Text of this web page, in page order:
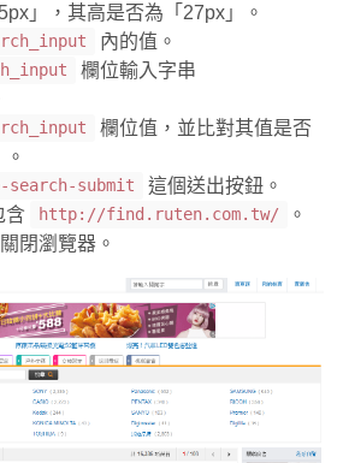
」，其高是否為「27px」。
內的值。
欄位輸入字串
欄位值，並比對其值是否
submit
這個送出按鈕。
含
http://find.ruten.com.tw/
。
閉瀏覽器。